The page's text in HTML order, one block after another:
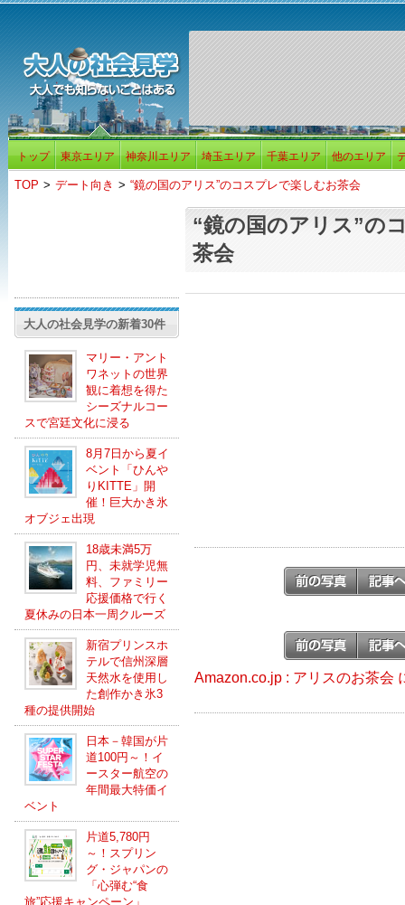
トップ 東京エリア 神奈川エリア 埼玉エリア 千葉エリア 他のエリア
TOP > デート向き > “鏡の国のアリス”のコスプレで楽しむお茶会
大人の社会見学の新着30件
マリー・アント
ワネットの世界
観に着想を得た
シーズナルコー
スで宮廷文化に浸る
8月7日から夏イ
ベント「ひんや
りKITTE」開
催！巨大かき氷
オブジェ出現
18歳未満5万
円、未就学児無
料、ファミリー
応援価格で行く
夏休みの日本一周クルーズ
新宿プリンスホ
テルで信州深層
天然水を使用し
た創作かき氷3
種の提供開始
日本－韓国が片
道100円～！イ
ースター航空の
年間最大特価イ
ベント
片道5,780円
～！スプリン
グ・ジャパンの
「心弾む“食
旅”応援キャンペーン」
“鏡の国のアリス”の
茶会
Amazon.co.jp : アリスのお茶会